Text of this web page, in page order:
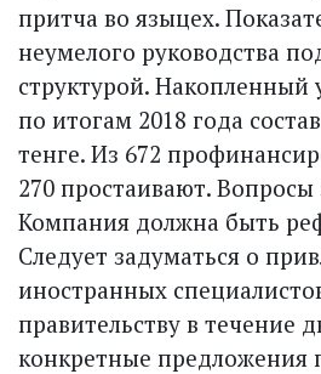
притча во языцех.
неумелого руководства
структурой. Накопленный
по итогам 2018 года
тенге. Из 672
270 простаивают.
Компания должна быть
Следует задуматься о
иностранных
правительству в течение
конкретные предложения